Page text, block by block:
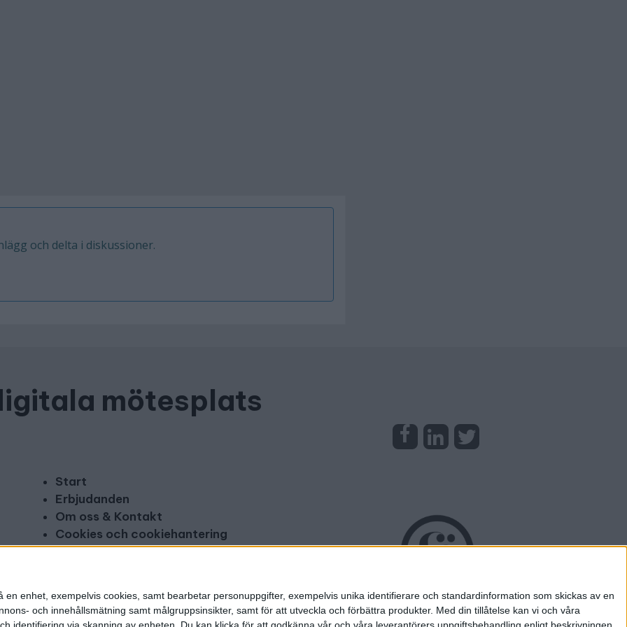
enhet, exempelvis cookies, samt bearbetar personuppgifter, exempelvis unika identifierare och standardinformation som skickas av en
och innehållsmätning samt målgruppsinsikter, samt för att utveckla och förbättra produkter. Med din tillåtelse kan vi och våra
och delta i diskussioner.
mötesplats
Start
Erbjudanden
Om oss & Kontakt
Cookies och cookiehantering
Copyright och disclaimer